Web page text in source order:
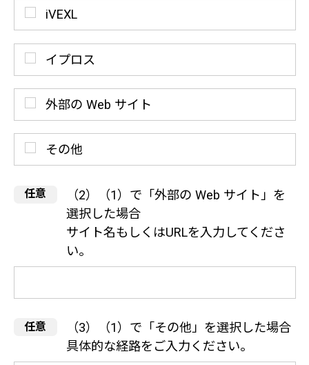
iVEXL
イプロス
外部の Web サイト
その他
（2）（1）で「外部の Web サイト」を
選択した場合
サイト名もしくはURLを入力してくださ
い。
（3）（1）で「その他」を選択した場合
具体的な経路をご入力ください。